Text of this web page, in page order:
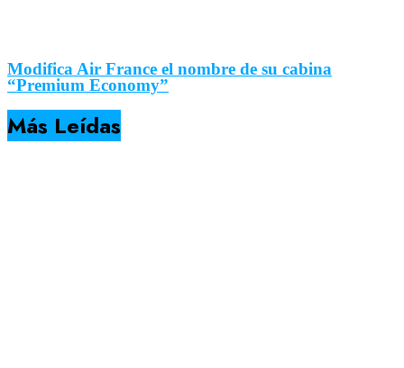
Modifica Air France el nombre de su cabina
“Premium Economy”
Más Leídas